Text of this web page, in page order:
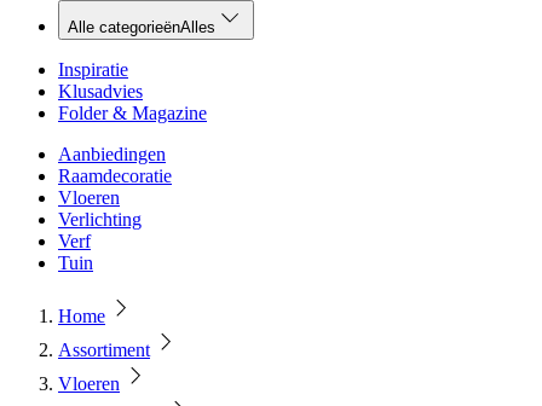
Alle categorieënAlles
Inspiratie
Klusadvies
Folder & Magazine
Aanbiedingen
Raamdecoratie
Vloeren
Verlichting
Verf
Tuin
Home
Assortiment
Vloeren